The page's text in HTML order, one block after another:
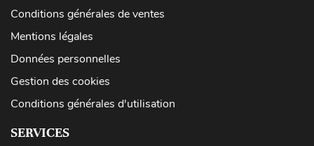
Conditions générales de ventes
Mentions légales
Données personnelles
Gestion des cookies
Conditions générales d'utilisation
SERVICES